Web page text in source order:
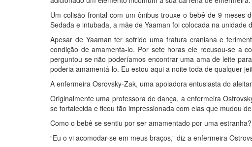
Um colisão frontal com um ônibus trouxe o bebê de 9 meses
Sedada e intubada, a mãe de Yaaman foi colocada na
Apesar de Yaaman ter sofrido uma fratura craniana e
condição de amamenta-lo. Por sete horas ele recusou-se a
perguntou se não poderíamos encontrar uma ama de leite
poderia amamentá-lo. Eu estou aqui a noite toda de qualquer
A enfermeira Osrovsky-Zak, uma apoiadora entusiasta do
Originalmente uma professora de dança, a enfermeira
se fortalecida e ficou tão impressionada com elas que mudou
Como o bebê se sentiu por ser amamentado por uma estranha?
“Eu o vi acomodar-se em meus braços,” diz a enfermeira